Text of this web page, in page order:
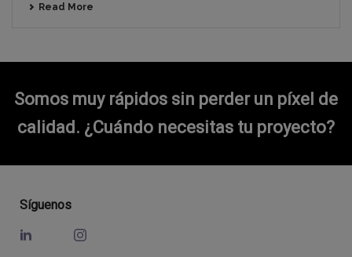
Read More
Somos muy rápidos sin perder un píxel de
calidad. ¿Cuándo necesitas tu proyecto?
Síguenos